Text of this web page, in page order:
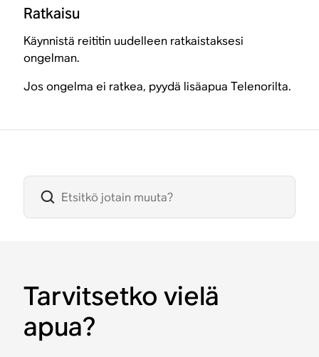
Ratkaisu
Käynnistä reititin uudelleen ratkaistaksesi
ongelman.
Jos ongelma ei ratkea, pyydä lisäapua Telenorilta.
Tarvitsetko vielä
apua?